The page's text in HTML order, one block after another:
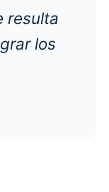
resulta
los